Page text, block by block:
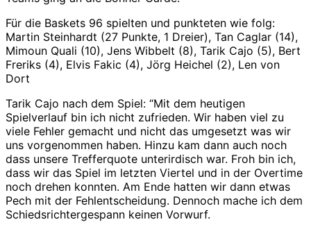
Für die Baskets 96 spielten und punkteten wie folg:
Martin Steinhardt (27 Punkte, 1 Dreier), Tan Caglar (14),
Mimoun Quali (10), Jens Wibbelt (8), Tarik Cajo (5), Bert
Freriks (4), Elvis Fakic (4), Jörg Heichel (2), Len von
Dort
Tarik Cajo nach dem Spiel: “Mit dem heutigen
Spielverlauf bin ich nicht zufrieden. Wir haben viel zu
viele Fehler gemacht und nicht das umgesetzt was wir
uns vorgenommen haben. Hinzu kam dann auch noch
dass unsere Trefferquote unterirdisch war. Froh bin ich,
dass wir das Spiel im letzten Viertel und in der Overtime
noch drehen konnten. Am Ende hatten wir dann etwas
Pech mit der Fehlentscheidung. Dennoch mache ich dem
Schiedsrichtergespann keinen Vorwurf.